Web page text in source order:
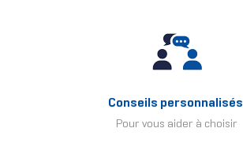
Conseils personnalisés
Pour vous aider à choisir